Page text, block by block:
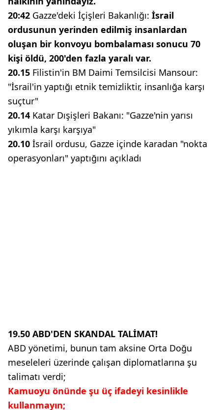
20:42 Gazze'deki İçişleri Bakanlığı: İsrail
ordusunun yerinden edilmiş insanlardan
oluşan bir konvoyu bombalaması sonucu 70
kişi öldü, 200'den fazla yaralı var.
20.15 Filistin'in BM Daimi Temsilcisi Mansour:
"İsrail'in yaptığı etnik temizliktir, insanlığa karşı
suçtur"
20.14 Katar Dışişleri Bakanı: "Gazze'nin yarısı
yıkımla karşı karşıya"
20.10 İsrail ordusu, Gazze içinde karadan "nokta
operasyonları" yaptığını açıkladı
19.50 ABD'DEN SKANDAL TALİMAT!
ABD yönetimi, bunun tam aksine Orta Doğu
meseleleri üzerinde çalışan diplomatlarına şu
talimatı verdi;
Kamuoyu önünde şu üç ifadeyi kesinlikle
kullanmayın;